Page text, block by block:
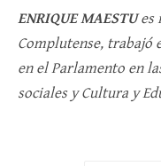
ENRIQUE MAESTUes
Complutense, trabajó
en el Parlamento en
sociales y Cultura y